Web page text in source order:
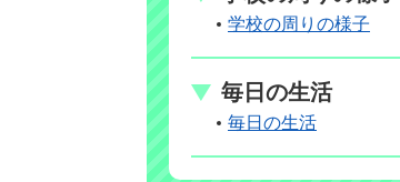
学校の周りの様子
毎日の生活
毎日の生活